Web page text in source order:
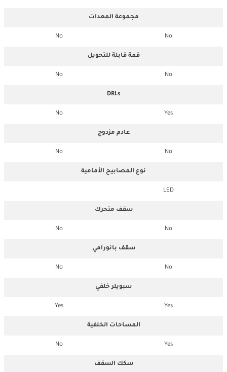
مجموعة المعدات
No
No
قمة قابلة للتحويل
No
No
DRLs
Yes
No
عادم مزدوج
No
No
نوع المصابيح الأمامية
LED
سقف متحرك
No
No
سقف بانورامي
No
No
سبويلر خلفي
Yes
Yes
المساحات الخلفية
Yes
No
سكك السقف